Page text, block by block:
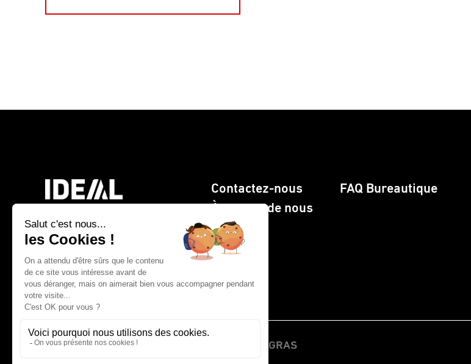
> Site web CLEMENTZ -
EUROMEGRAS
Contactez-nous FAQ Bureautique
À propos de nous
© 2026 IDEAL France | CLEMENTZ - EUROMEGRAS